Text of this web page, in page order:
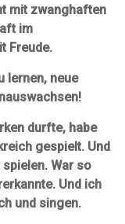
mit zwanghaften
im
Freude.
lernen, neue
durfte, habe
gespielt. Und
War so
Und ich
und singen.